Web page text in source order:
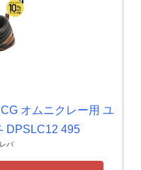
オムニクレー用 ユ
DPSLC12 495
バ